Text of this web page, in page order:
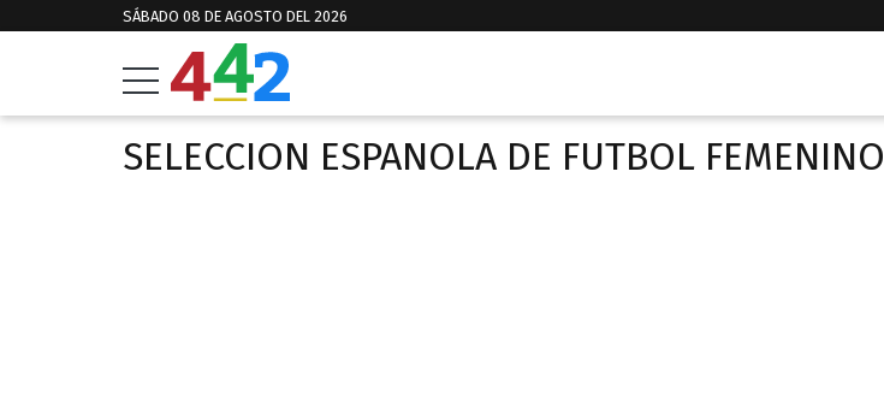
SÁBADO 08 DE AGOSTO DEL 2026
SELECCION ESPANOLA DE FUTBOL FEMENINO